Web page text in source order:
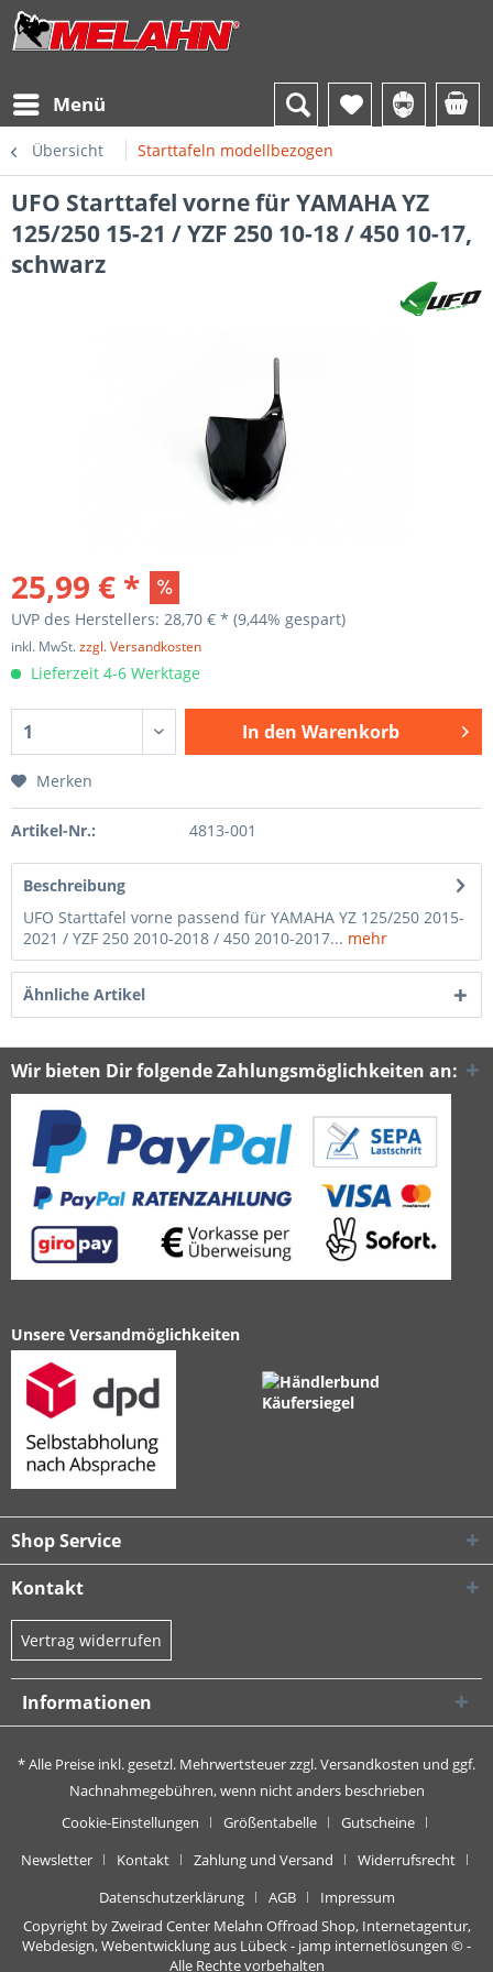
Menü
Übersicht Starttafeln modellbezogen
UFO Starttafel vorne für YAMAHA YZ
125/250 15-21 / YZF 250 10-18 / 450 10-17,
schwarz
25,99 € *
UVP des Herstellers: 28,70 € * (9,44% gespart)
inkl. MwSt.zzgl. Versandkosten
Lieferzeit 4-6 Werktage
In den Warenkorb
Merken
Artikel-Nr.: 4813-001
Beschreibung
UFO Starttafel vorne passend für YAMAHA YZ 125/250 2015-
2021 / YZF 250 2010-2018 / 450 2010-2017... mehr
Ähnliche Artikel
Wir bieten Dir folgende Zahlungsmöglichkeiten an:
Unsere Versandmöglichkeiten
Shop Service
Kontakt
Vertrag widerrufen
Informationen
* Alle Preise inkl. gesetzl. Mehrwertsteuer zzgl.Versandkosten und ggf.
Nachnahmegebühren, wenn nicht anders beschrieben
Cookie-Einstellungen
Größentabelle
Gutscheine
Newsletter
Kontakt Zahlung und Versand
Widerrufsrecht
Datenschutzerklärung
AGB
Impressum
Copyright by Zweirad Center Melahn Offroad Shop, Internetagentur,
Webdesign, Webentwicklung aus Lübeck - jamp internetlösungen © -
Alle Rechte vorbehalten